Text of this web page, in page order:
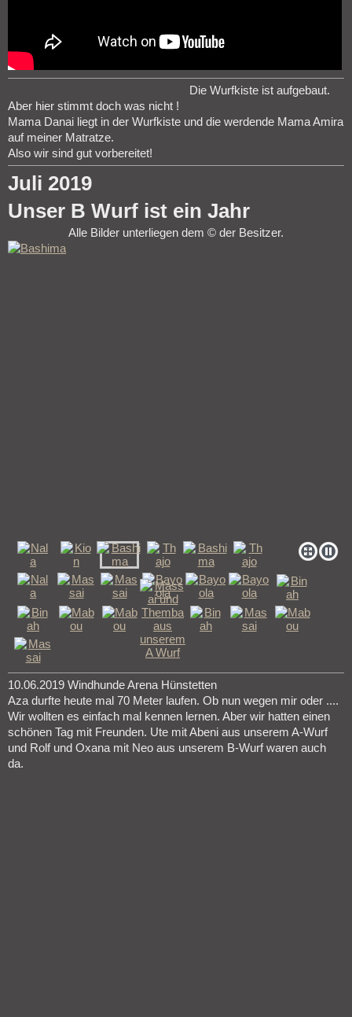
Die Wurfkiste ist aufgebaut.
Aber hier stimmt doch was nicht !
Mama Danai liegt in der Wurfkiste und die werdende Mama Amira
auf meiner Matratze.
Also wir sind gut vorbereitet!
Juli 2019
Unser B Wurf ist ein Jahr
Alle Bilder unterliegen dem © der Besitzer.
10.06.2019 Windhunde Arena Hünstetten
Aza durfte heute mal 70 Meter laufen. Ob nun wegen mir oder ....
Wir wollten es einfach mal kennen lernen. Aber wir hatten einen
schönen Tag mit Freunden. Ute mit Abeni aus unserem A-Wurf
und Rolf und Oxana mit Neo aus unserem B-Wurf waren auch
da.